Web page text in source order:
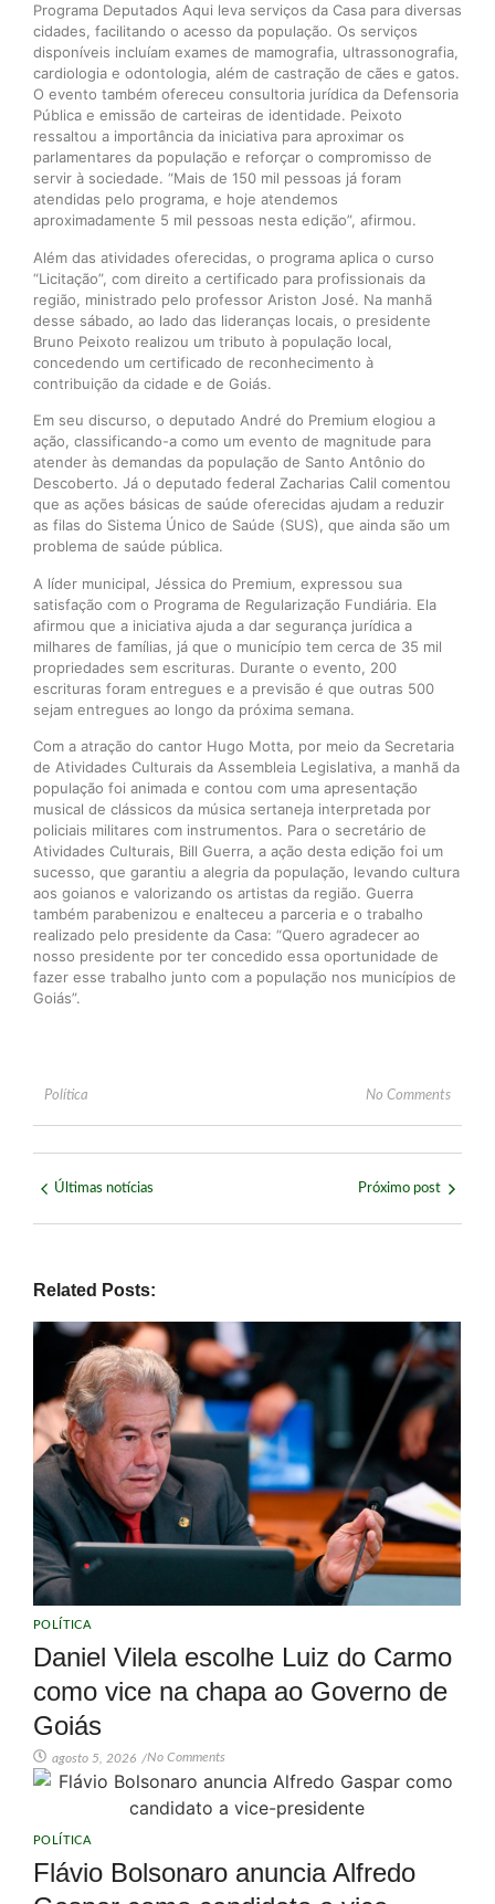
Programa Deputados Aqui leva serviços da Casa para diversas
cidades, facilitando o acesso da população. Os serviços
disponíveis incluíam exames de mamografia, ultrassonografia,
cardiologia e odontologia, além de castração de cães e gatos.
O evento também ofereceu consultoria jurídica da Defensoria
Pública e emissão de carteiras de identidade. Peixoto
ressaltou a importância da iniciativa para aproximar os
parlamentares da população e reforçar o compromisso de
servir à sociedade. “Mais de 150 mil pessoas já foram
atendidas pelo programa, e hoje atendemos
aproximadamente 5 mil pessoas nesta edição”, afirmou.
Além das atividades oferecidas, o programa aplica o curso
“Licitação”, com direito a certificado para profissionais da
região, ministrado pelo professor Ariston José. Na manhã
desse sábado, ao lado das lideranças locais, o presidente
Bruno Peixoto realizou um tributo à população local,
concedendo um certificado de reconhecimento à
contribuição da cidade e de Goiás.
Em seu discurso, o deputado André do Premium elogiou a
ação, classificando-a como um evento de magnitude para
atender às demandas da população de Santo Antônio do
Descoberto. Já o deputado federal Zacharias Calil comentou
que as ações básicas de saúde oferecidas ajudam a reduzir
as filas do Sistema Único de Saúde (SUS), que ainda são um
problema de saúde pública.
A líder municipal, Jéssica do Premium, expressou sua
satisfação com o Programa de Regularização Fundiária. Ela
afirmou que a iniciativa ajuda a dar segurança jurídica a
milhares de famílias, já que o município tem cerca de 35 mil
propriedades sem escrituras. Durante o evento, 200
escrituras foram entregues e a previsão é que outras 500
sejam entregues ao longo da próxima semana.
Com a atração do cantor Hugo Motta, por meio da Secretaria
de Atividades Culturais da Assembleia Legislativa, a manhã da
população foi animada e contou com uma apresentação
musical de clássicos da música sertaneja interpretada por
policiais militares com instrumentos. Para o secretário de
Atividades Culturais, Bill Guerra, a ação desta edição foi um
sucesso, que garantiu a alegria da população, levando cultura
aos goianos e valorizando os artistas da região. Guerra
também parabenizou e enalteceu a parceria e o trabalho
realizado pelo presidente da Casa: “Quero agradecer ao
nosso presidente por ter concedido essa oportunidade de
fazer esse trabalho junto com a população nos municípios de
Goiás”.
Política No Comments
Últimas notícias Próximo post
Related Posts:
POLÍTICA
Daniel Vilela escolhe Luiz do Carmo
como vice na chapa ao Governo de
Goiás
agosto 5, 2026 /No Comments
POLÍTICA
Flávio Bolsonaro anuncia Alfredo